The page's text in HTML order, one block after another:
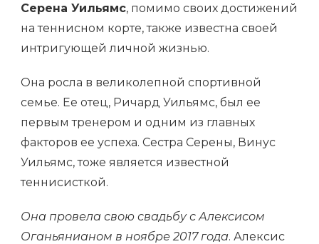
Серена Уильямс, помимо своих достижений
на теннисном корте, также известна своей
интригующей личной жизнью.
Она росла в великолепной спортивной
семье. Ее отец, Ричард Уильямс, был ее
первым тренером и одним из главных
факторов ее успеха. Сестра Серены, Винус
Уильямс, тоже является известной
теннисисткой.
Она провела свою свадьбу с Алексисом
Оганьянианом в ноябре 2017 года. Алексис